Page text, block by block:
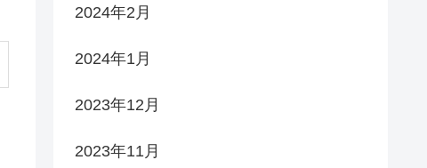
2024年2月
2024年1月
2023年12月
2023年11月